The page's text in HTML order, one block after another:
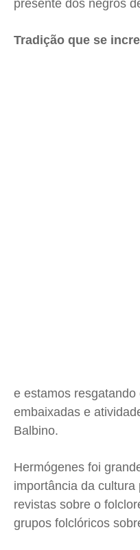
presente dos negros
Tradição que se
e estamos
embaixadas e
Balbino.
Hermógenes foi
importância da
revistas sobre o
grupos folclóricos